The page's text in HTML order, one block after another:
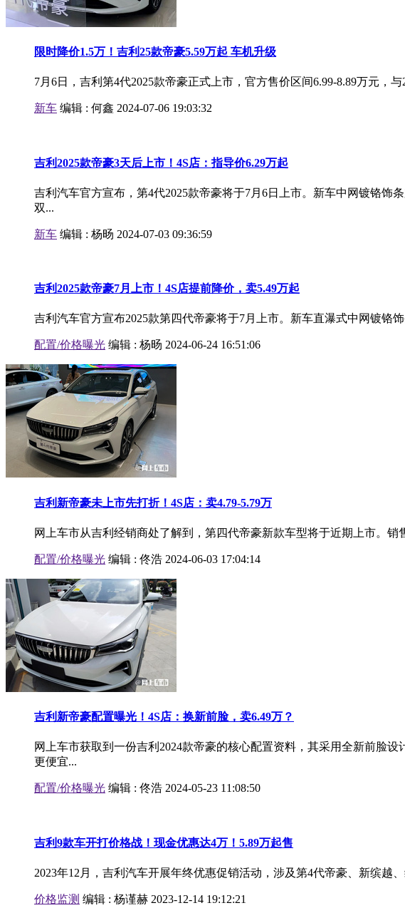
限时降价1.5万！吉利25款帝豪5.59万起 车机升级
7月6日，吉利第4代2025款帝豪正式上市，官方售价区间6.99-8.89万元，
新车 编辑 : 何鑫 2024-07-06 19:03:32
吉利2025款帝豪3天后上市！4S店：指导价6.29万起
吉利汽车官方宣布，第4代2025款帝豪将于7月6日上市。新车中网镀铬
双...
新车 编辑 : 杨旸 2024-07-03 09:36:59
吉利2025款帝豪7月上市！4S店提前降价，卖5.49万起
吉利汽车官方宣布2025款第四代帝豪将于7月上市。新车直瀑式中网镀铬
配置/价格曝光 编辑 : 杨旸 2024-06-24 16:51:06
吉利新帝豪未上市先打折！4S店：卖4.79-5.79万
网上车市从吉利经销商处了解到，第四代帝豪新款车型将于近期上市。
配置/价格曝光 编辑 : 佟浩 2024-06-03 17:04:14
吉利新帝豪配置曝光！4S店：换新前脸，卖6.49万？
网上车市获取到一份吉利2024款帝豪的核心配置资料，其采用全新前脸
更便宜...
配置/价格曝光 编辑 : 佟浩 2024-05-23 11:08:50
吉利9款车开打价格战！现金优惠达4万！5.89万起售
2023年12月，吉利汽车开展年终优惠促销活动，涉及第4代帝豪、新缤
价格监测 编辑 : 杨谨赫 2023-12-14 19:12:21